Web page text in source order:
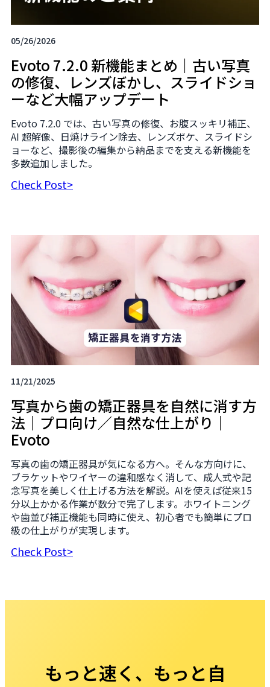
05/26/2026
Evoto 7.2.0 新機能まとめ｜古い写真
の修復、レンズぼかし、スライドショ
ーなど大幅アップデート
Evoto 7.2.0 では、古い写真の修復、お腹スッキリ補正、
AI 超解像、日焼けライン除去、レンズボケ、スライドシ
ョーなど、撮影後の編集から納品までを支える新機能を
多数追加しました。
Check Post>
11/21/2025
写真から歯の矯正器具を自然に消す方
法｜プロ向け／自然な仕上がり｜
Evoto
写真の歯の矯正器具が気になる方へ。そんな方向けに、
ブラケットやワイヤーの違和感なく消して、成人式や記
念写真を美しく仕上げる方法を解説。AIを使えば従来15
分以上かかる作業が数分で完了します。ホワイトニング
や歯並び補正機能も同時に使え、初心者でも簡単にプロ
級の仕上がりが実現します。
Check Post>
もっと速く、もっと自